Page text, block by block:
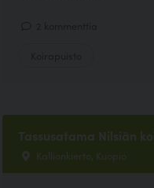
Tassusatama Nilsiän
Kallionkierto, Kuopio